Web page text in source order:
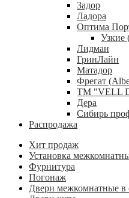
Задор
Ладора
Оптима
Узкие
Лидман
ГринЛайн
Матадор
Фрегат
ТМ "VELL
Дера
Сибирь
Распродажа
Хит продаж
Установка
Фурнитура
Погонаж
Двери межкомнатные в